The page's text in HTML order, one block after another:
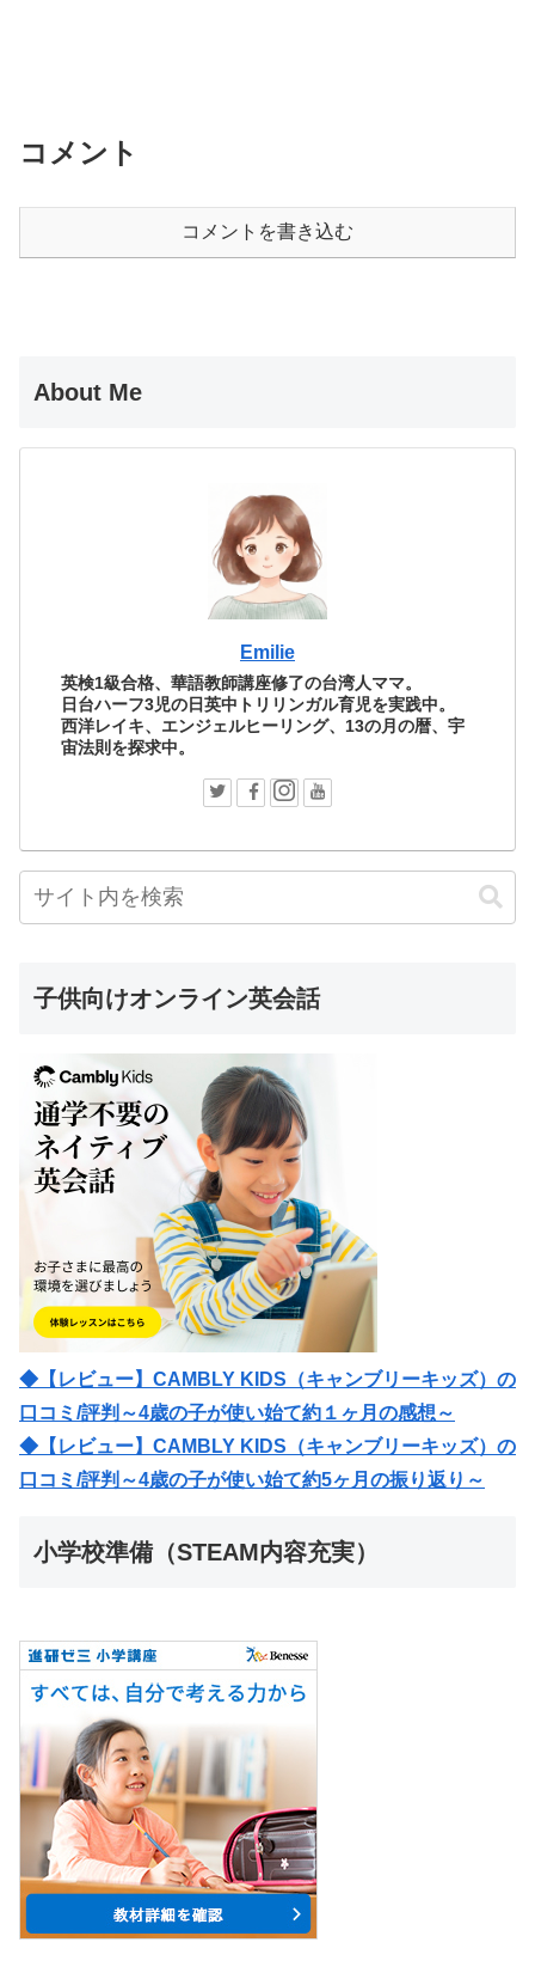
コメント
コメントを書き込む
About Me
Emilie
英検1級合格、華語教師講座修了の台湾人ママ。
日台ハーフ3児の日英中トリリンガル育児を実践中。
西洋レイキ、エンジェルヒーリング、13の月の暦、宇
宙法則を探求中。
子供向けオンライン英会話
◆【レビュー】CAMBLY KIDS（キャンブリーキッズ）の
口コミ/評判～4歳の子が使い始て約１ヶ月の感想～
◆【レビュー】CAMBLY KIDS（キャンブリーキッズ）の
口コミ/評判～4歳の子が使い始て約5ヶ月の振り返り～
小学校準備（STEAM内容充実）